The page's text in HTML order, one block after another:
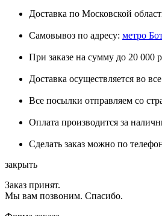
Доставка по Московской
Самовывоз по адресу: метро
При заказе на сумму до 20 000
Доставка осуществляется во
Все посылки отправляем со
Оплата производится за
Сделать заказ можно по
закрыть
Заказ принят.
Мы вам позвоним. Спасибо.